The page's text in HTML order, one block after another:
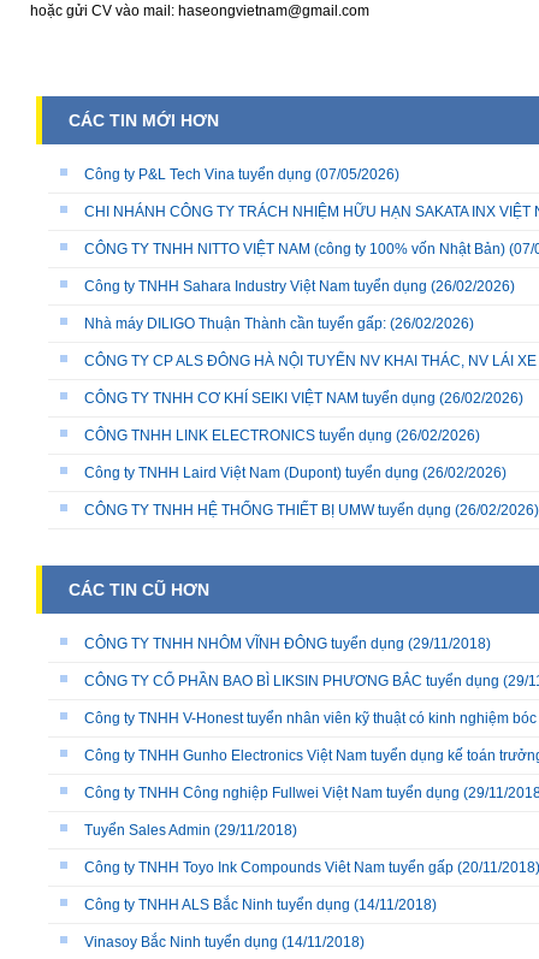
hoặc gửi CV vào mail: haseongvietnam@gmail.com
CÁC TIN MỚI HƠN
Công ty P&L Tech Vina tuyển dụng (07/05/2026)
CHI NHÁNH CÔNG TY TRÁCH NHIỆM HỮU HẠN SAKATA INX
CÔNG TY TNHH NITTO VIỆT NAM (công ty 100% vốn Nhật Bản) (07/
Công ty TNHH Sahara Industry Việt Nam tuyển dụng (26/02/2026)
Nhà máy DILIGO Thuận Thành cần tuyển gấp: (26/02/2026)
CÔNG TY CP ALS ĐÔNG HÀ NỘI TUYỂN NV KHAI THÁC, NV LÁI
CÔNG TY TNHH CƠ KHÍ SEIKI VIỆT NAM tuyển dụng (26/02/2026)
CÔNG TNHH LINK ELECTRONICS tuyển dụng (26/02/2026)
Công ty TNHH Laird Việt Nam (Dupont) tuyển dụng (26/02/2026)
CÔNG TY TNHH HỆ THỐNG THIẾT BỊ UMW tuyển dụng (26/02/2026)
CÁC TIN CŨ HƠN
CÔNG TY TNHH NHÔM VĨNH ĐÔNG tuyển dụng (29/11/2018)
CÔNG TY CỔ PHẦN BAO BÌ LIKSIN PHƯƠNG BẮC tuyển dụng (29/
Công ty TNHH V-Honest tuyển nhân viên kỹ thuật có kinh nghiệm
Công ty TNHH Gunho Electronics Việt Nam tuyển dụng kế toán
Công ty TNHH Công nghiệp Fullwei Việt Nam tuyển dụng (29/11/
Tuyển Sales Admin (29/11/2018)
Công ty TNHH Toyo Ink Compounds Viêt Nam tuyển gấp (20/11/2018)
Công ty TNHH ALS Bắc Ninh tuyển dụng (14/11/2018)
Vinasoy Bắc Ninh tuyển dụng (14/11/2018)